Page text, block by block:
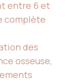
entre 6 et
complète
des
osseuse,